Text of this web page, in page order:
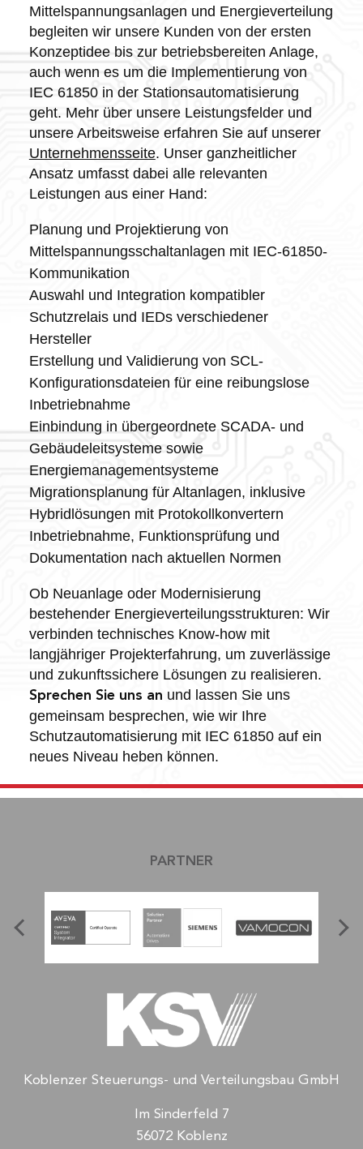
Mittelspannungsanlagen und Energieverteilung
begleiten wir unsere Kunden von der ersten
Konzeptidee bis zur betriebsbereiten Anlage,
auch wenn es um die Implementierung von
IEC 61850 in der Stationsautomatisierung
geht. Mehr über unsere Leistungsfelder und
unsere Arbeitsweise erfahren Sie auf unserer
Unternehmensseite. Unser ganzheitlicher
Ansatz umfasst dabei alle relevanten
Leistungen aus einer Hand:
Planung und Projektierung von
Mittelspannungsschaltanlagen mit IEC-61850-
Kommunikation
Auswahl und Integration kompatibler
Schutzrelais und IEDs verschiedener
Hersteller
Erstellung und Validierung von SCL-
Konfigurationsdateien für eine reibungslose
Inbetriebnahme
Einbindung in übergeordnete SCADA- und
Gebäudeleitsysteme sowie
Energiemanagementsysteme
Migrationsplanung für Altanlagen, inklusive
Hybridlösungen mit Protokollkonvertern
Inbetriebnahme, Funktionsprüfung und
Dokumentation nach aktuellen Normen
Ob Neuanlage oder Modernisierung
bestehender Energieverteilungsstrukturen: Wir
verbinden technisches Know-how mit
langjähriger Projekterfahrung, um zuverlässige
und zukunftssichere Lösungen zu realisieren.
Sprechen Sie uns an und lassen Sie uns
gemeinsam besprechen, wie wir Ihre
Schutzautomatisierung mit IEC 61850 auf ein
neues Niveau heben können.
PARTNER
Koblenzer Steuerungs- und Verteilungsbau GmbH
Im Sinderfeld 7
56072 Koblenz